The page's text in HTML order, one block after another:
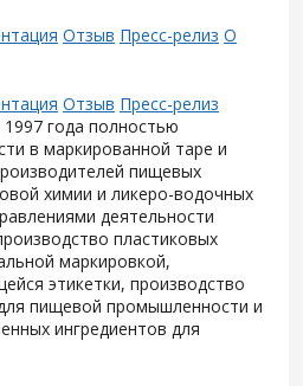
Отзыв Пресс-релиз О
Отзыв Пресс-релиз
года полностью
в маркированной таре и
пищевых
химии и ликеро-водочных
деятельности
пластиковых
маркировкой,
этикетки, производство
пищевой промышленности и
ингредиентов для